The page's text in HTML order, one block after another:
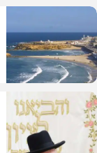
מתכונים
בעולם